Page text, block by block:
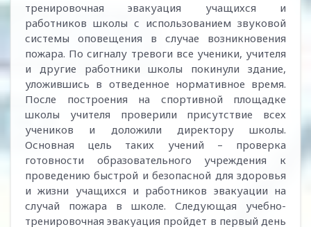
тренировочная эвакуация учащихся и
работников школы с использованием звуковой
системы оповещения в случае возникновения
пожара. По сигналу тревоги все ученики, учителя
и другие работники школы покинули здание,
уложившись в отведенное нормативное время.
После построения на спортивной площадке
школы учителя проверили присутствие всех
учеников и доложили директору школы.
Основная цель таких учений – проверка
готовности образовательного учреждения к
проведению быстрой и безопасной для здоровья
и жизни учащихся и работников эвакуации на
случай пожара в школе. Следующая учебно-
тренировочная эвакуация пройдет в первый день